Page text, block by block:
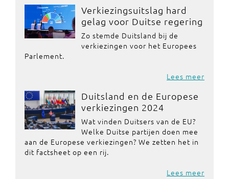
Verkiezingsuitslag hard
gelag voor Duitse regering
Zo stemde Duitsland bij de
verkiezingen voor het Europees
Parlement.
Lees meer
Duitsland en de Europese
verkiezingen 2024
Wat vinden Duitsers van de EU?
Welke Duitse partijen doen mee
aan de Europese verkiezingen? We zetten het in
dit factsheet op een rij.
Lees meer